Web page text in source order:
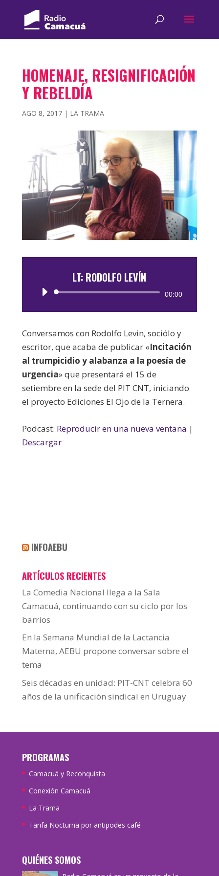
HOMENAJE, RESIGNIFICACIÓN
Y REBELDÍA
AGO 8, 2017| LA TRAMA
LT: RODOLFO LEVÍN
Reproductor
00:00
Conversamos con Rodolfo Levin, sociólo y
escritor, que acaba de publicar «Incitación
al trumpicidio y alabanza a la poesía de
urgencia» que presentará el 15 de
setiembre en la sede del PIT CNT, iniciando
el proyecto Ediciones El Ojo de la Ternera.
Podcast: Reproducir en una nueva ventana |
Descargar
INFOAEBU
ARTÍCULOS RECIENTES
La Comedia Nacional llega a la Sala
Camacuá, continuando con su ciclo por los
barrios
En la Semana Mundial de la Lactancia
Materna, AEBU propone conversar sobre el
tema
Seis décadas en unidad: PIT-CNT celebra 60
años de la unificación sindical en Uruguay
PROGRAMAS
Camacuá y Reconquista
Conexión Camacuá
La Trama
Tarifa Nocturna por antipodes café
QUIÉNES SOMOS